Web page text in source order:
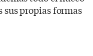
sus propias formas